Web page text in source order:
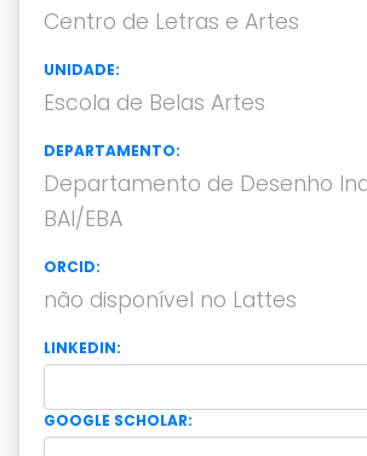
Centro de Letras e Artes
UNIDADE:
Escola de Belas Artes
DEPARTAMENTO:
Departamento de Desenho
BAI/EBA
ORCID:
não disponível no Lattes
LINKEDIN:
GOOGLE SCHOLAR: